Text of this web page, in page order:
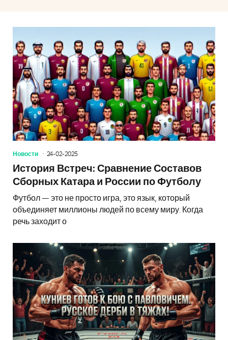
Новости 24-02-2025
История Встреч: Сравнение Составов
Сборных Катара и России по Футболу
Футбол — это не просто игра, это язык, который
объединяет миллионы людей по всему миру. Когда
речь заходит о